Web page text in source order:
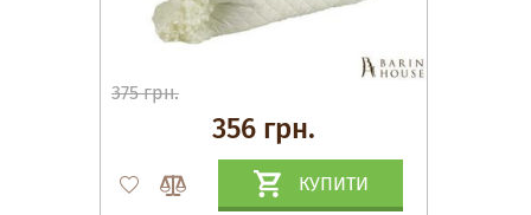
375 грн.
356 грн.
КУПИТИ